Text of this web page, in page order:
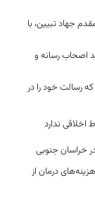
جهاد تبیین، با
اصحاب رسانه و
رسالت خود را در
ندارد
خراسان جنوبی
درمان از